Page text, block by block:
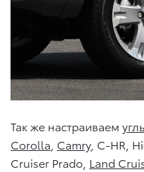
Так же настраиваем
Corolla Camry, C-HR,
Cruiser Prado, Land